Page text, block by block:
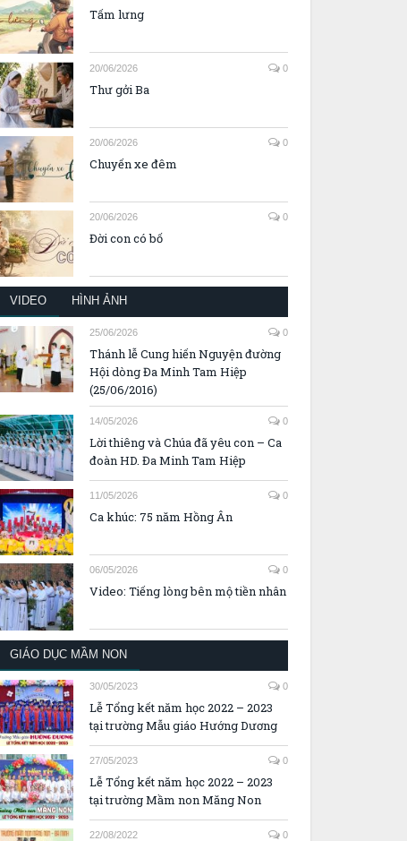
Tấm lưng
20/06/2026 0
Thư gởi Ba
20/06/2026 0
Chuyến xe đêm
20/06/2026 0
Đời con có bố
VIDEO HÌNH ẢNH
25/06/2026 0
Thánh lễ Cung hiến Nguyện đường
Hội dòng Đa Minh Tam Hiệp
(25/06/2016)
14/05/2026 0
Lời thiêng và Chúa đã yêu con – Ca
đoàn HD. Đa Minh Tam Hiệp
11/05/2026 0
Ca khúc: 75 năm Hồng Ân
06/05/2026 0
Video: Tiếng lòng bên mộ tiền nhân
GIÁO DỤC MẦM NON
30/05/2023 0
Lễ Tổng kết năm học 2022 – 2023
tại trường Mẫu giáo Hướng Dương
27/05/2023 0
Lễ Tổng kết năm học 2022 – 2023
tại trường Mầm non Măng Non
22/08/2022 0